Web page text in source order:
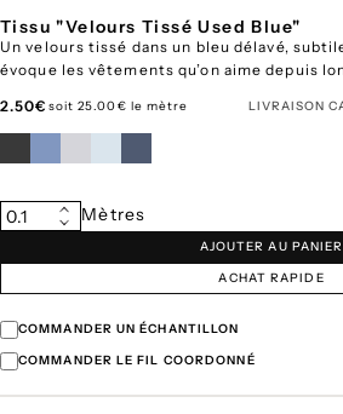
Tissu "Velours Tissé Used Blue"
Un velours tissé dans un bleu délavé,
évoque les vêtements qu’on aime depuis
Prix
2.50€ soit 25.00€ le mètre LIVRAISON
Quantité
Diminuer
quantité
&quot;Velours
Tissé
Used
0.1
Augmenter
la
Tissu
Tissé
Blue&quot;
Mètres
AJOUTER AU PANIER
ACHAT RAPIDE
COMMANDER UN ÉCHANTILLON
COMMANDER LE FIL COORDONNÉ